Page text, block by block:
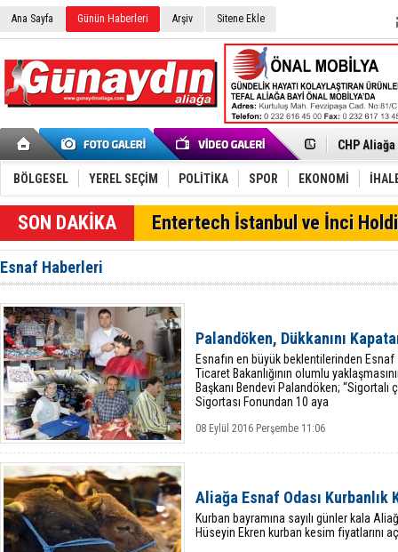
Ana Sayfa Günün Haberleri Arşiv Sitene Ekle
İzmir'in
Çağrısı
Onat
Menemen
Aliağa'da
Furkan
Chp
AK Parti
Alto,
Chp
BÖLGESEL YEREL SEÇİM POLİTİKA SPOR EKONOMİ
Entertech İstanbul ve İnci
Esnaf Haberleri
Palandöken, Dükkanını
Esnafın en büyük beklentilerinden
Ticaret Bakanlığının olumlu
Başkanı Bendevi Palandöken;
Sigortası Fonundan 10 aya
08 Eylül 2016 Perşembe 11:06
Aliağa Esnaf Odası Kurbanlık
Kurban bayramına sayılı günler kala
Hüseyin Ekren kurban kesim fiyatlarını